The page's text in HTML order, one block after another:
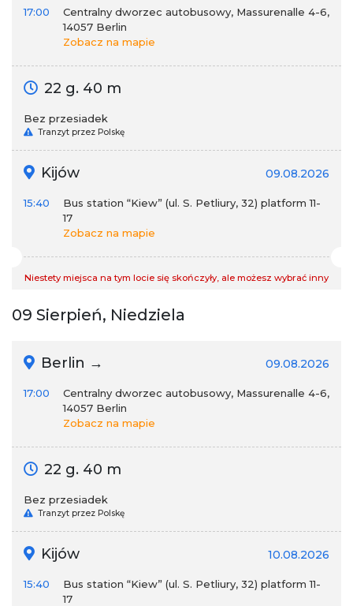
17:00
Centralny dworzec autobusowy, Massurenalle 4-6,
14057 Berlin
Zobacz na mapie
22 g. 40 m
Bez przesiadek
Tranzyt przez Polskę
Kijów 09.08.2026
15:40
Bus station “Kiew” (ul. S. Petliury, 32) platform 11-
17
Zobacz na mapie
Niestety miejsca na tym locie się skończyły, ale możesz wybrać inny
09 Sierpień, Niedziela
Berlin → 09.08.2026
17:00
Centralny dworzec autobusowy, Massurenalle 4-6,
14057 Berlin
Zobacz na mapie
22 g. 40 m
Bez przesiadek
Tranzyt przez Polskę
Kijów 10.08.2026
15:40
Bus station “Kiew” (ul. S. Petliury, 32) platform 11-
17